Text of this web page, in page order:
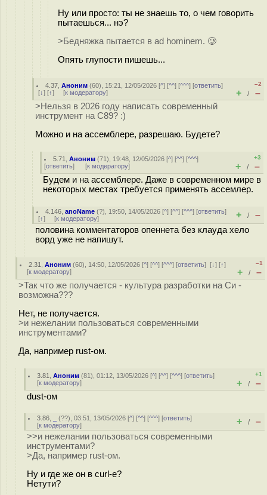
Ну или просто: ты не знаешь то, о чем говорить
пытаешься... нэ?
>Бедняжка пытается в ad hominem. 🥲
Опять глупости пишешь...
4.37 ,Аноним (60), 15:21, 12/05/2026 [^] [^^] [^^^] [ответить]
[↓] [↑] [к модератору]
–2
+ / –
>Нельзя в 2026 году написать современный
инструмент на С89? :)
Можно и на ассемблере, разрешаю. Будете?
5.71 ,Аноним (71), 19:48, 12/05/2026 [^] [^^] [^^^]
[ответить] [к модератору]
+3
+ / –
Будем и на ассемблере. Даже в современном мире в
некоторых местах требуется применять ассемлер.
4.146 ,anoName (?), 19:50, 14/05/2026 [^] [^^] [^^^] [ответить]
[↑] [к модератору] + / –
половина комментаторов опеннета без клауда хело
ворд уже не напишут.
2.31 ,Аноним (60), 14:50, 12/05/2026 [^] [^^] [^^^] [ответить][↓] [↑]
[к модератору]
–1
+ / –
>Так что же получается - культура разработки на Си -
возможна???
Нет, не получается.
>и нежелании пользоваться современными
инструментами?
Да, например rust-ом.
3.81 ,Аноним (81), 01:12, 13/05/2026 [^] [^^] [^^^] [ответить]
[к модератору]
+1
+ / –
dust-ом
3.86 (??), 03:51, 13/05/2026 [^] [^^] [^^^] [ответить]
[к модератору] + / –
>>и нежелании пользоваться современными
инструментами?
>Да, например rust-ом.
Ну и где же он в curl-e?
Нетути?